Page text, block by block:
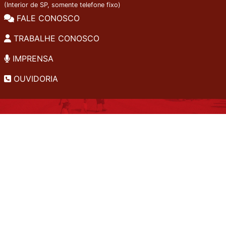
(Interior de SP, somente telefone fixo)
FALE CONOSCO
TRABALHE CONOSCO
IMPRENSA
OUVIDORIA